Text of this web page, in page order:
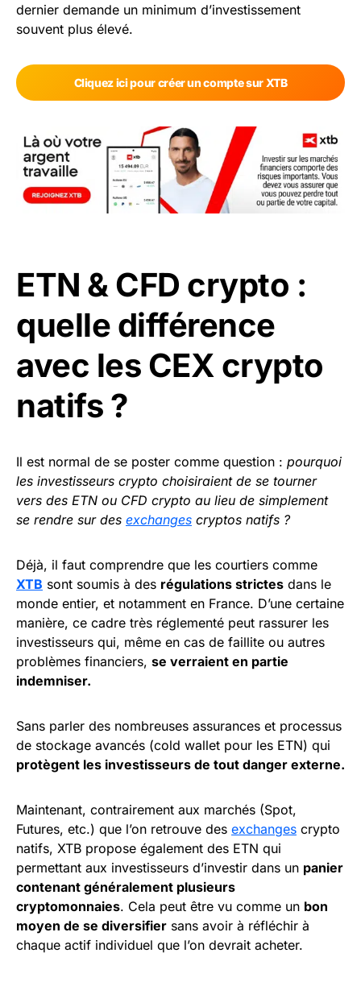
dernier demande un minimum d’investissement
souvent plus élevé.
Cliquez ici pour créer un compte sur XTB
ETN & CFD crypto :
quelle différence
avec les CEX crypto
natifs ?
Il est normal de se poster comme question : pourquoi
les investisseurs crypto choisiraient de se tourner
vers des ETN ou CFD crypto au lieu de simplement
se rendre sur des exchanges cryptos natifs ?
Déjà, il faut comprendre que les courtiers comme
XTB sont soumis à des régulations strictes dans le
monde entier, et notamment en France. D’une certaine
manière, ce cadre très réglementé peut rassurer les
investisseurs qui, même en cas de faillite ou autres
problèmes financiers, se verraient en partie
indemniser.
Sans parler des nombreuses assurances et processus
de stockage avancés (cold wallet pour les ETN) qui
protègent les investisseurs de tout danger externe.
Maintenant, contrairement aux marchés (Spot,
Futures, etc.) que l’on retrouve des exchanges crypto
natifs, XTB propose également des ETN qui
permettant aux investisseurs d’investir dans un panier
contenant généralement plusieurs
cryptomonnaies. Cela peut être vu comme un bon
moyen de se diversifier sans avoir à réfléchir à
chaque actif individuel que l’on devrait acheter.